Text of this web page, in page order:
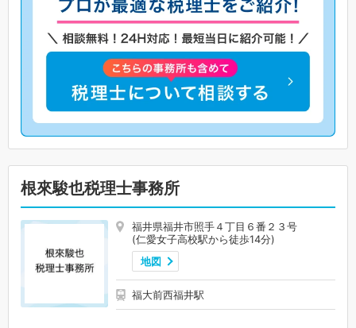
根來駿也税理士事務所
福井県福井市照手４丁目６番２３号
(仁愛女子高校駅から徒歩14分)
地図
福大前西福井駅